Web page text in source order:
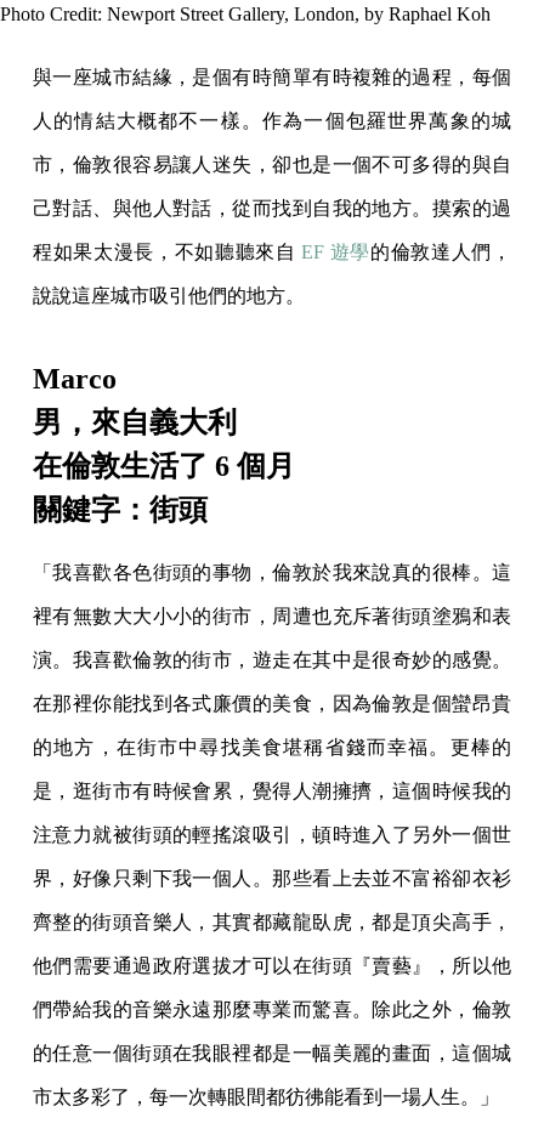
Photo Credit: Newport Street Gallery, London, by Raphael Koh
與一座城市結緣，是個有時簡單有時複雜的過程，每個
人的情結大概都不一樣。作為一個包羅世界萬象的城
市，倫敦很容易讓人迷失，卻也是一個不可多得的與自
己對話、與他人對話，從而找到自我的地方。摸索的過
程如果太漫長，不如聽聽來自EF 遊學的倫敦達人們，
說說這座城市吸引他們的地方。
Marco
男，來自義大利
在倫敦生活了 6 個月
關鍵字：街頭
「我喜歡各色街頭的事物，倫敦於我來說真的很棒。這
裡有無數大大小小的街市，周遭也充斥著街頭塗鴉和表
演。我喜歡倫敦的街市，遊走在其中是很奇妙的感覺。
在那裡你能找到各式廉價的美食，因為倫敦是個蠻昂貴
的地方，在街市中尋找美食堪稱省錢而幸福。更棒的
是，逛街市有時候會累，覺得人潮擁擠，這個時候我的
注意力就被街頭的輕搖滾吸引，頓時進入了另外一個世
界，好像只剩下我一個人。那些看上去並不富裕卻衣衫
齊整的街頭音樂人，其實都藏龍臥虎，都是頂尖高手，
他們需要通過政府選拔才可以在街頭『賣藝』，所以他
們帶給我的音樂永遠那麼專業而驚喜。除此之外，倫敦
的任意一個街頭在我眼裡都是一幅美麗的畫面，這個城
市太多彩了，每一次轉眼間都彷彿能看到一場人生。」